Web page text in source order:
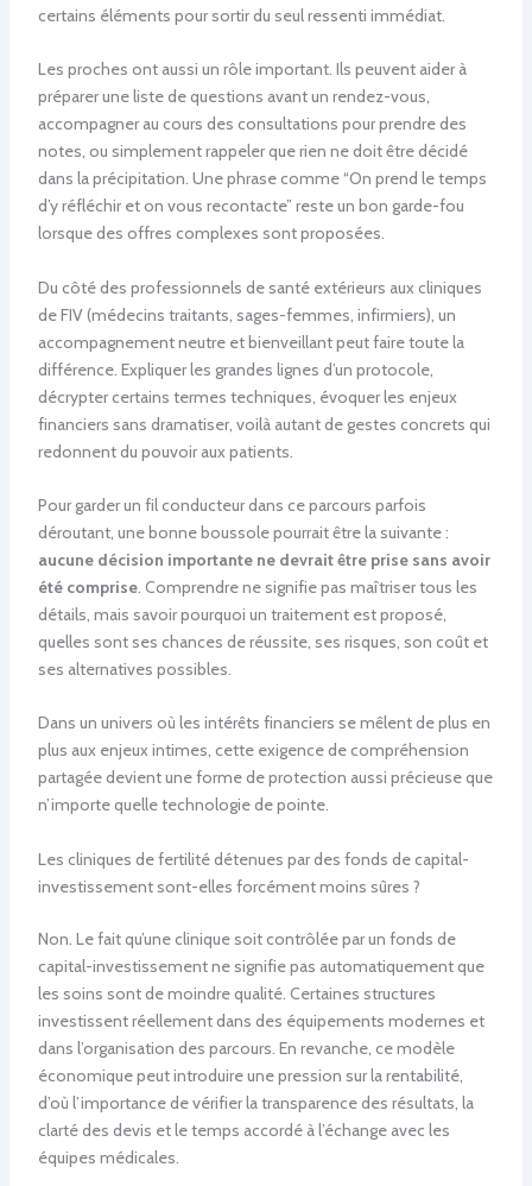
certains éléments pour sortir du seul ressenti immédiat.
Les proches ont aussi un rôle important. Ils peuvent aider à
préparer une liste de questions avant un rendez-vous,
accompagner au cours des consultations pour prendre des
notes, ou simplement rappeler que rien ne doit être décidé
dans la précipitation. Une phrase comme “On prend le temps
d’y réfléchir et on vous recontacte” reste un bon garde-fou
lorsque des offres complexes sont proposées.
Du côté des professionnels de santé extérieurs aux cliniques
de FIV (médecins traitants, sages-femmes, infirmiers), un
accompagnement neutre et bienveillant peut faire toute la
différence. Expliquer les grandes lignes d’un protocole,
décrypter certains termes techniques, évoquer les enjeux
financiers sans dramatiser, voilà autant de gestes concrets qui
redonnent du pouvoir aux patients.
Pour garder un fil conducteur dans ce parcours parfois
déroutant, une bonne boussole pourrait être la suivante :
aucune décision importante ne devrait être prise sans avoir
été comprise. Comprendre ne signifie pas maîtriser tous les
détails, mais savoir pourquoi un traitement est proposé,
quelles sont ses chances de réussite, ses risques, son coût et
ses alternatives possibles.
Dans un univers où les intérêts financiers se mêlent de plus en
plus aux enjeux intimes, cette exigence de compréhension
partagée devient une forme de protection aussi précieuse que
n’importe quelle technologie de pointe.
Les cliniques de fertilité détenues par des fonds de capital-
investissement sont-elles forcément moins sûres ?
Non. Le fait qu’une clinique soit contrôlée par un fonds de
capital-investissement ne signifie pas automatiquement que
les soins sont de moindre qualité. Certaines structures
investissent réellement dans des équipements modernes et
dans l’organisation des parcours. En revanche, ce modèle
économique peut introduire une pression sur la rentabilité,
d’où l’importance de vérifier la transparence des résultats, la
clarté des devis et le temps accordé à l’échange avec les
équipes médicales.